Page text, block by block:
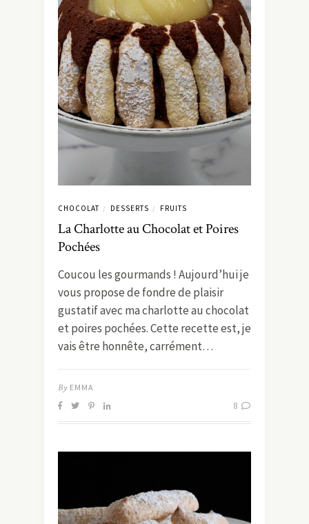
CHOCOLAT / DESSERTS / FRUITS
La Charlotte au Chocolat et Poires
Pochées
Coucou les gourmands ! Aujourd’hui je
vous propose de fondre de plaisir
gustatif avec ma charlotte au chocolat
et poires pochées. Cette recette est, je
vais être honnête, carrément…
By EMMA
8